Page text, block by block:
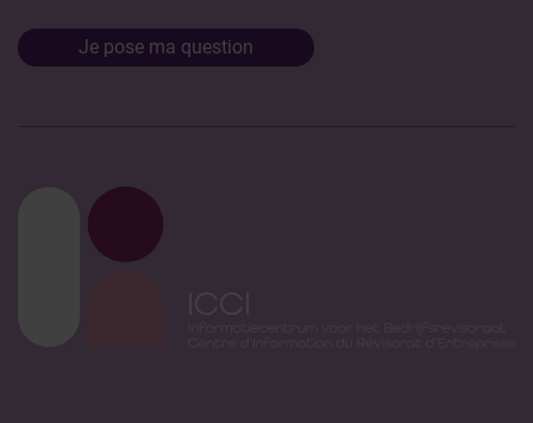
Je pose ma question